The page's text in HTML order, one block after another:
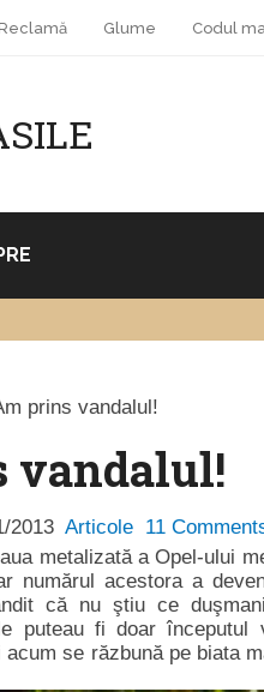
Glume Codul
prins vandalul!
vandalul!
2013 Articole 11
metalizată a Opel-ului
numărul acestora a
că nu ştiu ce
puteau fi doar
se răzbună pe biata